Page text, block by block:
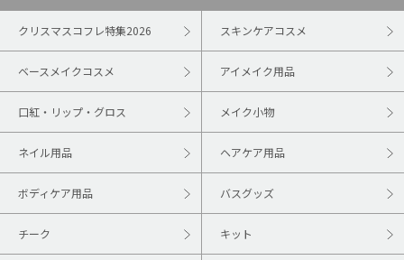
クリスマスコフレ特集2026 スキンケアコスメ
ベースメイクコスメ アイメイク用品
口紅・リップ・グロス メイク小物
ネイル用品 ヘアケア用品
ボディケア用品 バスグッズ
チーク キット